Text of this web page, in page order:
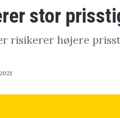
stor
risikerer højere